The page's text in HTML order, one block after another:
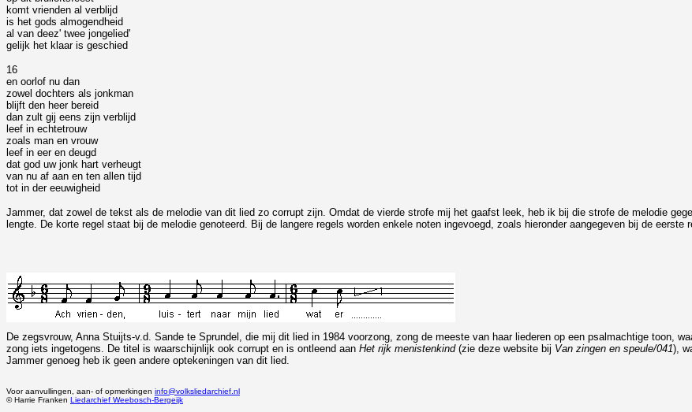
komt vrienden al verblijd
is het gods almogendheid
al van deez' twee jongelied'
gelijk het klaar is geschied
16
en oorlof nu dan
zowel dochters als jonkman
blijft den heer bereid
dan zult gij eens zijn verblijd
leef in echtetrouw
zoals man en vrouw
leef in eer en deugd
dat god uw jonk hart verheugt
van nu af aan en ten allen tijd
tot in der eeuwigheid
Jammer, dat zowel de tekst als de melodie van dit lied zo corrupt zijn. Omdat de vierde strofe mij het gaafst leek, heb ik bij die strofe de melodie
lengte. De korte regel staat bij de melodie genoteerd. Bij de langere regels worden enkele noten ingevoegd, zoals hieronder aangegeven bij de eerste
De zegsvrouw, Anna Stuijts-v.d. Sande te Sprundel, die mij dit lied in 1984 voorzong, zong de meeste van haar liederen op een psalmachtige toon,
zong iets ingetogens. De titel is waarschijnlijk ook corrupt en is ontleend aan Het rijk menistenkind(zie deze website bij Van zingen en speule/041),
Jammer genoeg heb ik geen andere optekeningen van dit lied.
Voor aanvullingen, aan- of opmerkingen info@volksliedarchief.nl
© Harrie Franken Liedarchief Weebosch-Bergeijk